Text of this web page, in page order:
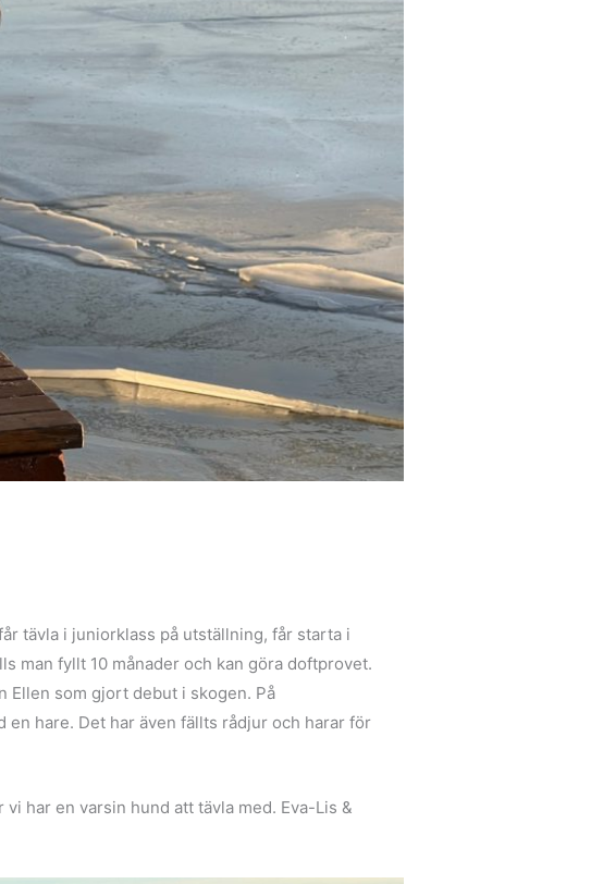
tävla i juniorklass på utställning, får starta i
man fyllt 10 månader och kan göra doftprovet.
Ellen som gjort debut i skogen. På
hare. Det har även fällts rådjur och harar för
har en varsin hund att tävla med. Eva-Lis &